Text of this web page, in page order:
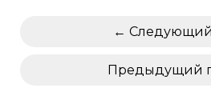
Предыдущий
Следующий